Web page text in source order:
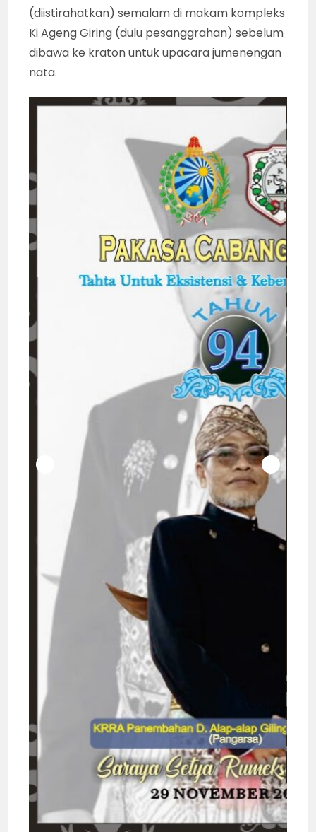
(diistirahatkan) semalam di makam kompleks
Ki Ageng Giring (dulu pesanggrahan) sebelum
dibawa ke kraton untuk upacara jumenengan
nata.